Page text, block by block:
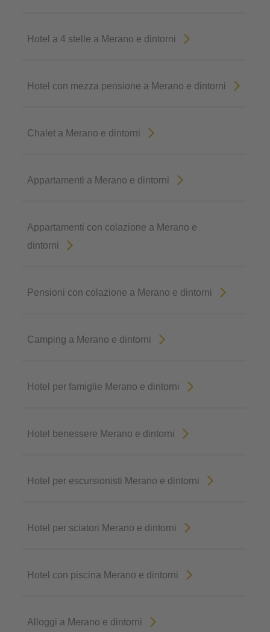
Hotel a 4 stelle a Merano e dintorni
Hotel con mezza pensione a Merano e dintorni
Chalet a Merano e dintorni
Appartamenti a Merano e dintorni
Appartamenti con colazione a Merano e
dintorni
Pensioni con colazione a Merano e dintorni
Camping a Merano e dintorni
Hotel per famiglie Merano e dintorni
Hotel benessere Merano e dintorni
Hotel per escursionisti Merano e dintorni
Hotel per sciatori Merano e dintorni
Hotel con piscina Merano e dintorni
Alloggi a Merano e dintorni